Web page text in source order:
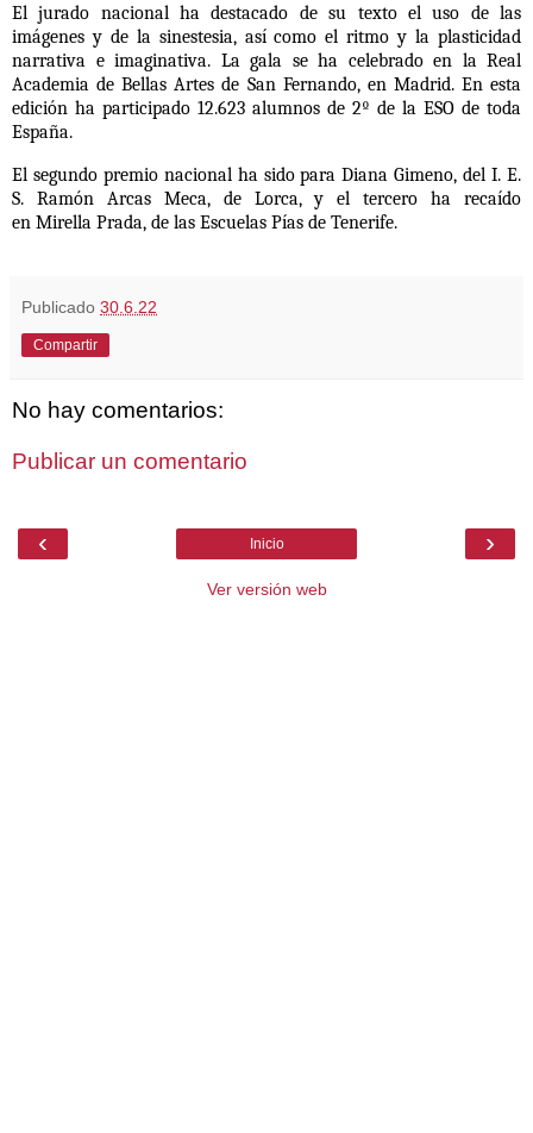
El jurado nacional ha destacado de su texto el uso de las
imágenes y de la sinestesia, así como el ritmo y la plasticidad
narrativa e imaginativa. La gala se ha celebrado en la Real
Academia de Bellas Artes de San Fernando, en Madrid. En esta
edición ha participado 12.623 alumnos de 2º de la ESO de toda
España.
El segundo premio nacional ha sido paraDiana Gimeno, del I. E.
S. Ramón Arcas Meca, de Lorca, y el tercero ha recaído
en Mirella Prada, de las Escuelas Pías de Tenerife.
Publicado 30.6.22
Compartir
No hay comentarios:
Publicar un comentario
‹ ›
Inicio
Ver versión web